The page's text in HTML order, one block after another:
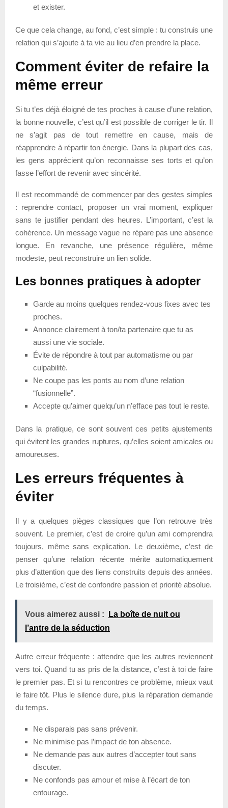
et exister.
Ce que cela change, au fond, c’est simple : tu construis une
relation qui s’ajoute à ta vie au lieu d’en prendre la place.
Comment éviter de refaire la
même erreur
Si tu t’es déjà éloigné de tes proches à cause d’une relation,
la bonne nouvelle, c’est qu’il est possible de corriger le tir. Il
ne s’agit pas de tout remettre en cause, mais de
réapprendre à répartir ton énergie. Dans la plupart des cas,
les gens apprécient qu’on reconnaisse ses torts et qu’on
fasse l’effort de revenir avec sincérité.
Il est recommandé de commencer par des gestes simples
: reprendre contact, proposer un vrai moment, expliquer
sans te justifier pendant des heures. L’important, c’est la
cohérence. Un message vague ne répare pas une absence
longue. En revanche, une présence régulière, même
modeste, peut reconstruire un lien solide.
Les bonnes pratiques à adopter
Garde au moins quelques rendez-vous fixes avec tes
proches.
Annonce clairement à ton/ta partenaire que tu as
aussi une vie sociale.
Évite de répondre à tout par automatisme ou par
culpabilité.
Ne coupe pas les ponts au nom d’une relation
“fusionnelle”.
Accepte qu’aimer quelqu’un n’efface pas tout le reste.
Dans la pratique, ce sont souvent ces petits ajustements
qui évitent les grandes ruptures, qu’elles soient amicales ou
amoureuses.
Les erreurs fréquentes à
éviter
Il y a quelques pièges classiques que l’on retrouve très
souvent. Le premier, c’est de croire qu’un ami comprendra
toujours, même sans explication. Le deuxième, c’est de
penser qu’une relation récente mérite automatiquement
plus d’attention que des liens construits depuis des années.
Le troisième, c’est de confondre passion et priorité absolue.
Vous aimerez aussi :
La boîte de nuit ou
l’antre de la séduction
Autre erreur fréquente : attendre que les autres reviennent
vers toi. Quand tu as pris de la distance, c’est à toi de faire
le premier pas. Et si tu rencontres ce problème, mieux vaut
le faire tôt. Plus le silence dure, plus la réparation demande
du temps.
Ne disparais pas sans prévenir.
Ne minimise pas l’impact de ton absence.
Ne demande pas aux autres d’accepter tout sans
discuter.
Ne confonds pas amour et mise à l’écart de ton
entourage.